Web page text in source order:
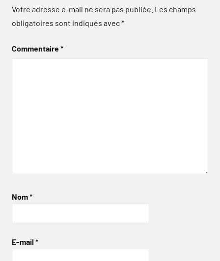
Votre adresse e-mail ne sera pas publiée. Les champs
obligatoires sont indiqués avec*
Commentaire*
Nom*
E-mail *